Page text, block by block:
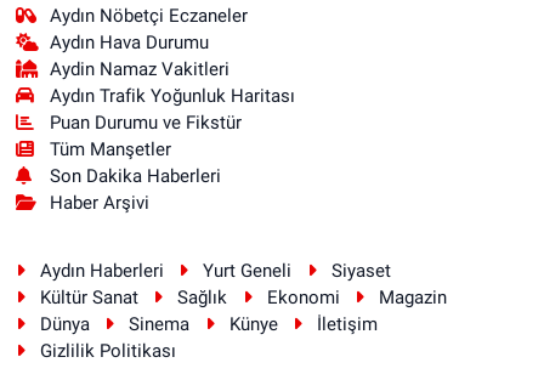
Aydın Nöbetçi Eczaneler
Aydın Hava Durumu
Aydin Namaz Vakitleri
Aydın Trafik Yoğunluk Haritası
Puan Durumu ve Fikstür
Tüm Manşetler
Son Dakika Haberleri
Haber Arşivi
Aydın Haberleri Yurt Geneli
Siyaset
Kültür Sanat
Sağlık Ekonomi
Magazin
Dünya
Sinema Künye
İletişim
Gizlilik Politikası